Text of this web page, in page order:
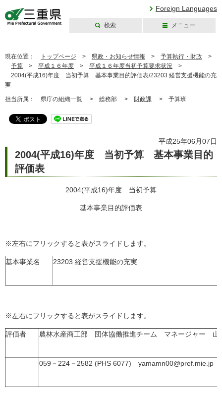
Foreign Languages
検索 メニュー
現在位置： トップページ > 県政・お知らせ情報 > 予算執行・財政 >
予算 > 平成１６年度 > 平成１６年度当初予算要求状況 >
2004(平成16)年度 当初予算 基本事業目的評価表/23203 経営支援機能の充
実
担当所属： 県庁の組織一覧 > 総務部 > 財政課 > 予算班
平成25年06月07日
2004(平成16)年度 当初予算 基本事業目的
評価表
2004(平成16)年度 当初予算
基本事業目的評価表
※左右にフリックすると表がスライドします。
基本事業名 23203 経営支援機能の充実
※左右にフリックすると表がスライドします。
評価者 農林水産商工部 団体協働推進チーム マネージャー 山
059－224－2582 (PHS 6077) yamamn00@pref.mie.jp